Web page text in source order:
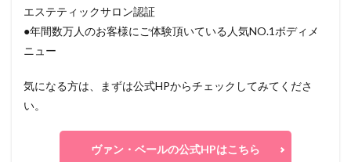
エステティックサロン認証
●年間数万人のお客様にご体験頂いている人気NO.1ボディメ
ニュー
気になる方は、まずは公式HPからチェックしてみてくださ
い。
ヴァン・ベールの公式HPはこちら